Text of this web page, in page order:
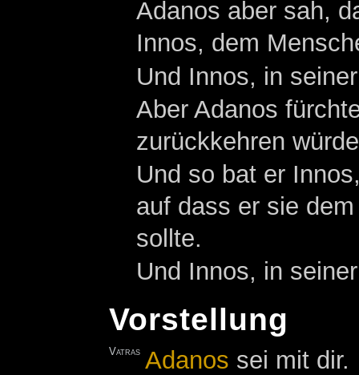
Adanos aber sah,
Innos, dem
Und Innos, in
Aber Adanos
zurückkehren
Und so bat er
auf dass er sie
sollte.
Und Innos, in
Vorstellung
Vatras Adanos sei mit dir.